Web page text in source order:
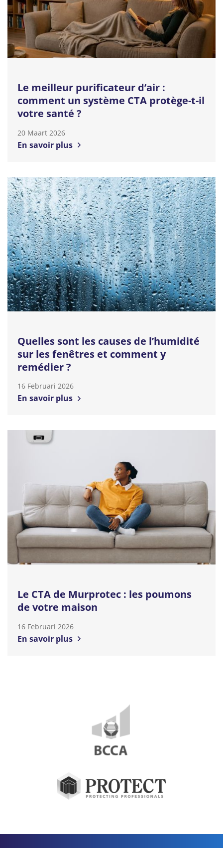
Le meilleur purificateur d’air :
comment un système CTA protège-t-il
votre santé ?
20 Maart 2026
En savoir plus
Quelles sont les causes de l’humidité
sur les fenêtres et comment y
remédier ?
16 Februari 2026
En savoir plus
Le CTA de Murprotec : les poumons
de votre maison
16 Februari 2026
En savoir plus